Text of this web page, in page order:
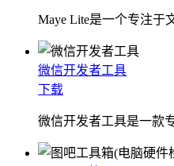
​Maye Lite是一个专注于
微信开发者工具
下载
微信开发者工具是一款